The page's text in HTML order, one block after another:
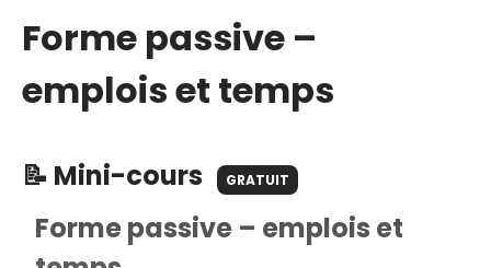
Forme passive –
emplois et temps
📝 Mini-cours GRATUIT
Forme passive – emplois et